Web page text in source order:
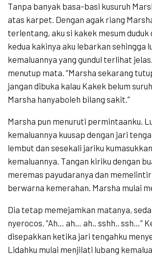
Tanpa banyak basa-basi kusuruh
atas karpet. Dengan agak riang
terlentang, aku si kakek mesum duduk
kedua kakinya aku lebarkan sehingga
kemaluannya yang gundul terlihat
menutup mata. “Marsha sekarang
jangan dibuka kalau Kakek belum
Marsha hanyaboleh bilang sakit.”
Marsha pun menuruti permintaanku.
kemaluannya kuusap dengan jari
lembut dan sesekali jariku
kemaluannya. Tangan kiriku dengan
meremas payudaranya dan
berwarna kemerahan. Marsha mulai
Dia tetap memejamkan matanya,
nyerocos. “Ah… ah… ah.. sshh.. ssh…”
disepakkan ketika jari tengahku
Lidahku mulai menjilati lubang